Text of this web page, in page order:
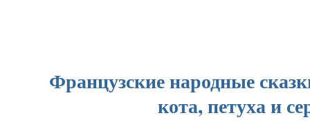
Французские народные
кота, петуха и